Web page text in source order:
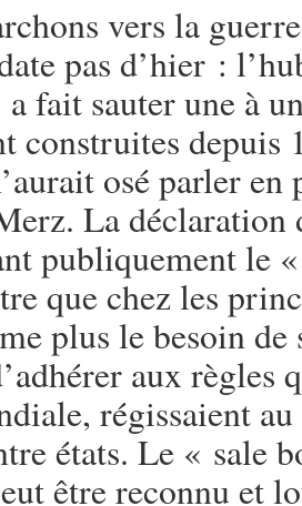
vers la
pas d’hier :
fait sauter une à
construites depuis
osé parler
La déclaration
publiquement le
que chez les
plus le besoin
aux règles
régissaient
états. Le « sale
être reconnu et